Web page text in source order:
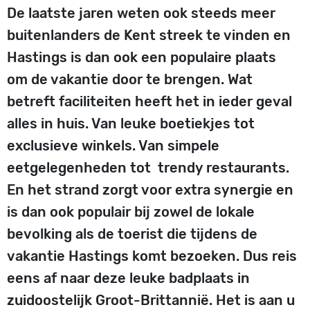
De laatste jaren weten ook steeds meer
buitenlanders de Kent streek te vinden en
Hastings is dan ook een populaire plaats
om de vakantie door te brengen. Wat
betreft faciliteiten heeft het in ieder geval
alles in huis. Van leuke boetiekjes tot
exclusieve winkels. Van simpele
eetgelegenheden tot trendy restaurants.
En het strand zorgt voor extra synergie en
is dan ook populair bij zowel de lokale
bevolking als de toerist die tijdens de
vakantie Hastings komt bezoeken. Dus reis
eens af naar deze leuke badplaats in
zuidoostelijk Groot-Brittannië. Het is aan u